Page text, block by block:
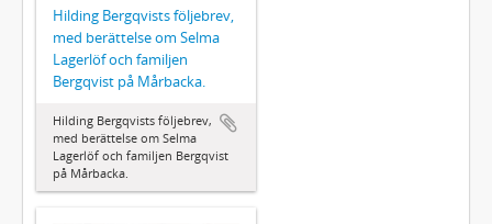
Hilding Bergqvists följebrev,
med berättelse om Selma
Lagerlöf och familjen
Bergqvist på Mårbacka.
Hilding Bergqvists följebrev,
med berättelse om Selma
Lagerlöf och familjen Bergqvist
på Mårbacka.